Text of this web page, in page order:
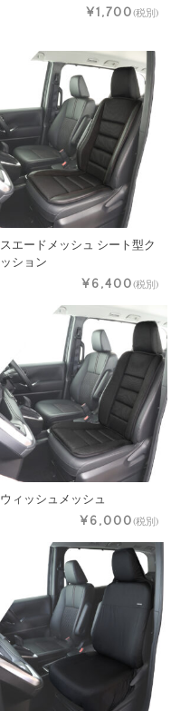
¥1,700(税別)
スエードメッシュ シート型ク
ッション
¥6,400(税別)
ウィッシュメッシュ
¥6,000(税別)